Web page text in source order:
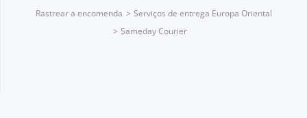
Rastrear a encomenda
Serviços de entrega Europa Oriental
Sameday Courier